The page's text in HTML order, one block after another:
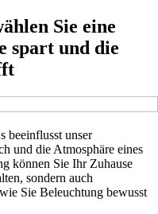
Sie eine
spart und die
beeinflusst unser
und die Atmosphäre eines
können Sie Ihr Zuhause
sondern auch
Sie Beleuchtung bewusst